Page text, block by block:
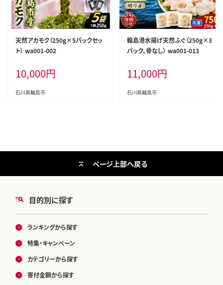
天然アカモク（250g×5パックセッ
ト） wa001-002
10,000円
石川県輪島市
輪島港水揚げ天然ふぐ（250g×3
パック、骨なし） wa001-013
11,000円
石川県輪島市
目的別に探す
ランキングから探す
特集・キャンペーン
カテゴリーから探す
寄付金額から探す
ページ上部へ戻る